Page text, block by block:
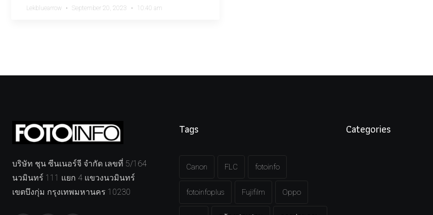
Lekbluearrow September 20, 2023 10:40 am
บริษัท ชุน ซีนเนอร์จี จำกัด เลขที่ 5/164
นวมินทร์ 111 แยก 4 แขวงนวมินทร์
เขตบึงกุ่ม กรุงเทพมหานคร 10230
Tags
Canon FLC fotoinfo
fotoinfoplus Fujifilm Oppo
Categories